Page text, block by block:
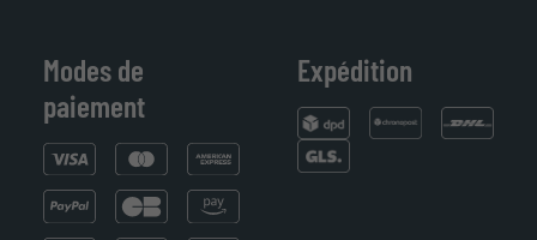
Modes de
paiement
Expédition